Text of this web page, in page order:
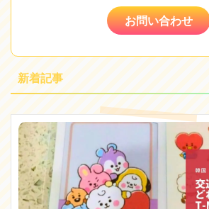
お問い合わせ
新着記事